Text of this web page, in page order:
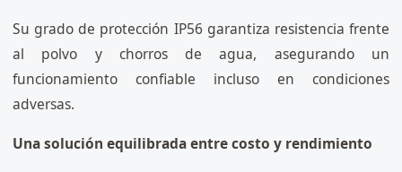
Su grado de protección IP56 garantiza resistencia frente
al polvo y chorros de agua, asegurando un
funcionamiento confiable incluso en condiciones
adversas.
Una solución equilibrada entre costo y rendimiento